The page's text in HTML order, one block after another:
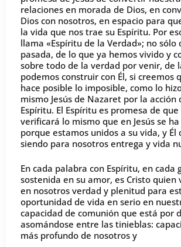
relaciones en morada de Dios, en
Dios con nosotros, en espacio para
la vida que nos trae su Espíritu. Por
llama «Espíritu de la Verdad»; no sólo
pasada, de lo que ya hemos vivido y
sobre todo de la verdad por venir, de
podemos construir con Él, si creemos
hace posible lo imposible, como lo
mismo Jesús de Nazaret por la acción
Espíritu. El Espíritu es promesa de
verificará lo mismo que en Jesús se
porque estamos unidos a su vida, y Él
siendo para nosotros entrega y vida
En cada palabra con Espíritu, en cada
sostenida en su amor, es Cristo quien
en nosotros verdad y plenitud para
oportunidad de vida en serio en
capacidad de comunión que está por
asomándose entre las tinieblas:
más profundo de nosotros y